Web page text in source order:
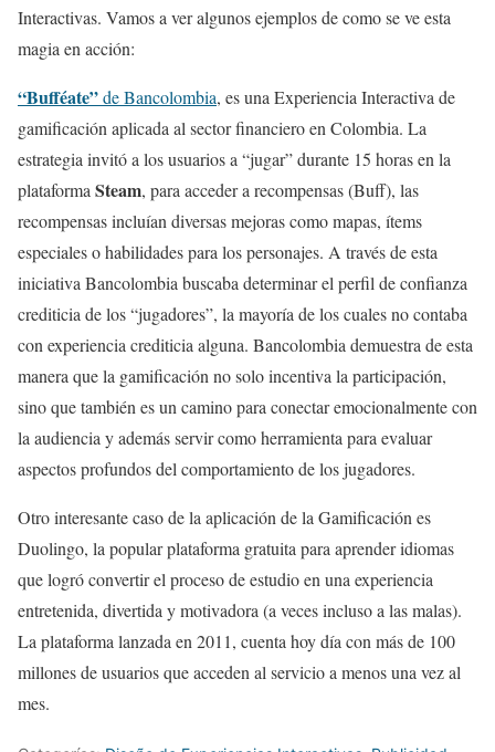
Interactivas. Vamos a ver algunos ejemplos de como se ve esta
magia en acción:
“Bufféate”de Bancolombia, es una Experiencia Interactiva de
gamificación aplicada al sector financiero en Colombia. La
estrategia invitó a los usuarios a “jugar” durante 15 horas en la
plataformaSteam, para acceder a recompensas (Buff), las
recompensas incluían diversas mejoras como mapas, ítems
especiales o habilidades para los personajes. A través de esta
iniciativa Bancolombia buscaba determinar el perfil de confianza
crediticia de los “jugadores”, la mayoría de los cuales no contaba
con experiencia crediticia alguna. Bancolombia demuestra de esta
manera que la gamificación no solo incentiva la participación,
sino que también es un camino para conectar emocionalmente con
la audiencia y además servir como herramienta para evaluar
aspectos profundos del comportamiento de los jugadores.
Otro interesante caso de la aplicación de la Gamificación es
Duolingo, la popular plataforma gratuita para aprender idiomas
que logró convertir el proceso de estudio en una experiencia
entretenida, divertida y motivadora (a veces incluso a las malas).
La plataforma lanzada en 2011, cuenta hoy día con más de 100
millones de usuarios que acceden al servicio a menos una vez al
mes.